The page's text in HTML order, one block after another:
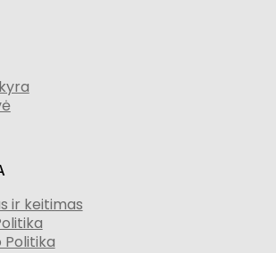
ir keitimas
Politika